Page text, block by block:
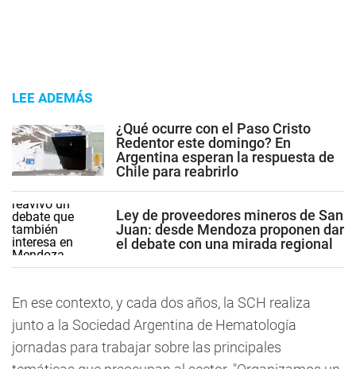
LEE ADEMÁS
¿Qué ocurre con el Paso Cristo
Redentor este domingo? En
Argentina esperan la respuesta de
Chile para reabrirlo
Ley de proveedores mineros de San
Juan: desde Mendoza proponen dar
el debate con una mirada regional
En ese contexto, y cada dos años, la SCH realiza
junto a la Sociedad Argentina de Hematología
jornadas para trabajar sobre las principales